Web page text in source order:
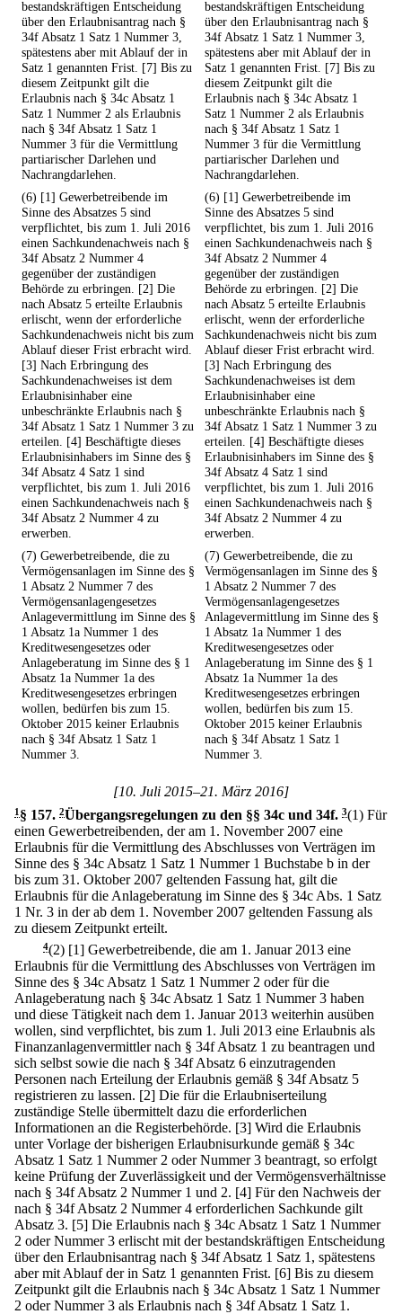
bestandskräftigen Entscheidung
über den Erlaubnisantrag nach §
34f Absatz 1 Satz 1 Nummer 3,
spätestens aber mit Ablauf der in
Satz 1 genannten Frist. [7] Bis zu
diesem Zeitpunkt gilt die
Erlaubnis nach § 34c Absatz 1
Satz 1 Nummer 2 als Erlaubnis
nach § 34f Absatz 1 Satz 1
Nummer 3 für die Vermittlung
partiarischer Darlehen und
Nachrangdarlehen.
bestandskräftigen Entscheidung
über den Erlaubnisantrag nach §
34f Absatz 1 Satz 1 Nummer 3,
spätestens aber mit Ablauf der in
Satz 1 genannten Frist. [7] Bis zu
diesem Zeitpunkt gilt die
Erlaubnis nach § 34c Absatz 1
Satz 1 Nummer 2 als Erlaubnis
nach § 34f Absatz 1 Satz 1
Nummer 3 für die Vermittlung
partiarischer Darlehen und
Nachrangdarlehen.
(6) [1] Gewerbetreibende im
Sinne des Absatzes 5 sind
verpflichtet, bis zum 1. Juli 2016
einen Sachkundenachweis nach §
34f Absatz 2 Nummer 4
gegenüber der zuständigen
Behörde zu erbringen. [2] Die
nach Absatz 5 erteilte Erlaubnis
erlischt, wenn der erforderliche
Sachkundenachweis nicht bis zum
Ablauf dieser Frist erbracht wird.
[3] Nach Erbringung des
Sachkundenachweises ist dem
Erlaubnisinhaber eine
unbeschränkte Erlaubnis nach §
34f Absatz 1 Satz 1 Nummer 3 zu
erteilen. [4] Beschäftigte dieses
Erlaubnisinhabers im Sinne des §
34f Absatz 4 Satz 1 sind
verpflichtet, bis zum 1. Juli 2016
einen Sachkundenachweis nach §
34f Absatz 2 Nummer 4 zu
erwerben.
(6) [1] Gewerbetreibende im
Sinne des Absatzes 5 sind
verpflichtet, bis zum 1. Juli 2016
einen Sachkundenachweis nach §
34f Absatz 2 Nummer 4
gegenüber der zuständigen
Behörde zu erbringen. [2] Die
nach Absatz 5 erteilte Erlaubnis
erlischt, wenn der erforderliche
Sachkundenachweis nicht bis zum
Ablauf dieser Frist erbracht wird.
[3] Nach Erbringung des
Sachkundenachweises ist dem
Erlaubnisinhaber eine
unbeschränkte Erlaubnis nach §
34f Absatz 1 Satz 1 Nummer 3 zu
erteilen. [4] Beschäftigte dieses
Erlaubnisinhabers im Sinne des §
34f Absatz 4 Satz 1 sind
verpflichtet, bis zum 1. Juli 2016
einen Sachkundenachweis nach §
34f Absatz 2 Nummer 4 zu
erwerben.
(7) Gewerbetreibende, die zu
Vermögensanlagen im Sinne des §
1 Absatz 2 Nummer 7 des
Vermögensanlagengesetzes
Anlagevermittlung im Sinne des §
1 Absatz 1a Nummer 1 des
Kreditwesengesetzes oder
Anlageberatung im Sinne des § 1
Absatz 1a Nummer 1a des
Kreditwesengesetzes erbringen
wollen, bedürfen bis zum 15.
Oktober 2015 keiner Erlaubnis
nach § 34f Absatz 1 Satz 1
Nummer 3.
(7) Gewerbetreibende, die zu
Vermögensanlagen im Sinne des §
1 Absatz 2 Nummer 7 des
Vermögensanlagengesetzes
Anlagevermittlung im Sinne des §
1 Absatz 1a Nummer 1 des
Kreditwesengesetzes oder
Anlageberatung im Sinne des § 1
Absatz 1a Nummer 1a des
Kreditwesengesetzes erbringen
wollen, bedürfen bis zum 15.
Oktober 2015 keiner Erlaubnis
nach § 34f Absatz 1 Satz 1
Nummer 3.
[10. Juli 2015–21. März 2016]
1§ 157. 2Übergangsregelungen zu den §§ 34c und 34f. 3(1) Für
einen Gewerbetreibenden, der am 1. November 2007 eine
Erlaubnis für die Vermittlung des Abschlusses von Verträgen im
Sinne des § 34c Absatz 1 Satz 1 Nummer 1 Buchstabe b in der
bis zum 31. Oktober 2007 geltenden Fassung hat, gilt die
Erlaubnis für die Anlageberatung im Sinne des § 34c Abs. 1 Satz
1 Nr. 3 in der ab dem 1. November 2007 geltenden Fassung als
zu diesem Zeitpunkt erteilt.
4(2) [1] Gewerbetreibende, die am 1. Januar 2013 eine
Erlaubnis für die Vermittlung des Abschlusses von Verträgen im
Sinne des § 34c Absatz 1 Satz 1 Nummer 2 oder für die
Anlageberatung nach § 34c Absatz 1 Satz 1 Nummer 3 haben
und diese Tätigkeit nach dem 1. Januar 2013 weiterhin ausüben
wollen, sind verpflichtet, bis zum 1. Juli 2013 eine Erlaubnis als
Finanzanlagenvermittler nach § 34f Absatz 1 zu beantragen und
sich selbst sowie die nach § 34f Absatz 6 einzutragenden
Personen nach Erteilung der Erlaubnis gemäß § 34f Absatz 5
registrieren zu lassen. [2] Die für die Erlaubniserteilung
zuständige Stelle übermittelt dazu die erforderlichen
Informationen an die Registerbehörde. [3] Wird die Erlaubnis
unter Vorlage der bisherigen Erlaubnisurkunde gemäß § 34c
Absatz 1 Satz 1 Nummer 2 oder Nummer 3 beantragt, so erfolgt
keine Prüfung der Zuverlässigkeit und der Vermögensverhältnisse
nach § 34f Absatz 2 Nummer 1 und 2. [4] Für den Nachweis der
nach § 34f Absatz 2 Nummer 4 erforderlichen Sachkunde gilt
Absatz 3. [5] Die Erlaubnis nach § 34c Absatz 1 Satz 1 Nummer
2 oder Nummer 3 erlischt mit der bestandskräftigen Entscheidung
über den Erlaubnisantrag nach § 34f Absatz 1 Satz 1, spätestens
aber mit Ablauf der in Satz 1 genannten Frist. [6] Bis zu diesem
Zeitpunkt gilt die Erlaubnis nach § 34c Absatz 1 Satz 1 Nummer
2 oder Nummer 3 als Erlaubnis nach § 34f Absatz 1 Satz 1.